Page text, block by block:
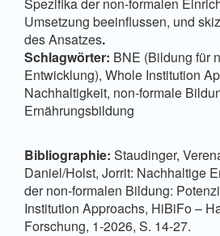
Umsetzung beeinflussen, und
des Ansatzes.
Schlagwörter: BNE (Bildung für
Entwicklung), Whole Institution
Nachhaltigkeit, non-formale
Ernährungsbildung
Bibliographie: Staudinger,
Daniel/Holst, Jorrit: Nachhaltige
der non-formalen Bildung:
Institution Approachs, HiBiFo –
Forschung, 1-2026, S. 14-27.